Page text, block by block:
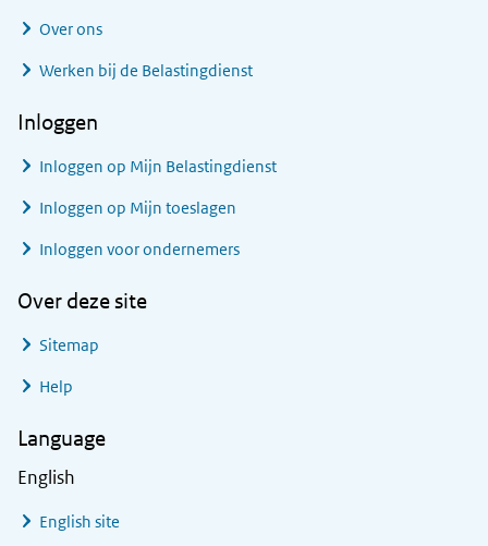
Over ons
Werken bij de Belastingdienst
Inloggen
Inloggen op Mijn Belastingdienst
Inloggen op Mijn toeslagen
Inloggen voor ondernemers
Over deze site
Sitemap
Help
Language
English
English site